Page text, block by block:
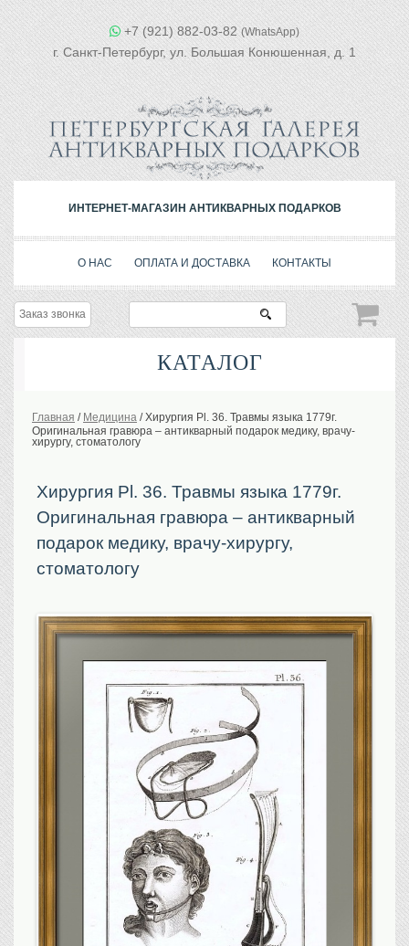
+7 (921) 882-03-82 (WhatsApp)
г. Санкт-Петербург, ул. Большая Конюшенная, д. 1
ИНТЕРНЕТ-МАГАЗИН АНТИКВАРНЫХ ПОДАРКОВ
О НАС ОПЛАТА И ДОСТАВКА КОНТАКТЫ
Заказ звонка
КАТАЛОГ
История Российской империи. Обычаи
Портреты царской
Старинные планы городов
Москва
Российская империя
Прочие
Старинные карты
Российская империя
Исторические карты
Виды городов
Санкт-Петербург
Российская империя
Севастополь, Крым
Ценные бумаги
Главная / Медицина /Хирургия Pl. 36. Травмы языка 1779г.
Оригинальная гравюра – антикварный подарок медику, врачу-
хирургу, стоматологу
Хирургия Pl. 36. Травмы языка 1779г.
Оригинальная гравюра – антикварный
подарок медику, врачу-хирургу,
стоматологу